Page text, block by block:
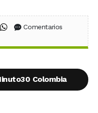
en Facebook
en X (Twitter)
Compartir en WhatsApp
Comentarios
Colombia